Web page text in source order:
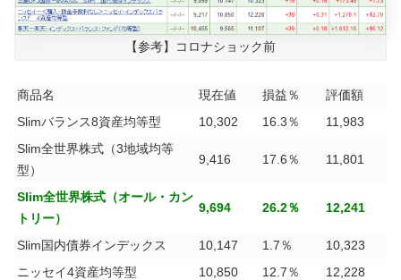
【参考】コロナショック前
商品名 現在値 損益％
評価額
Slimバランス8資産均等型
10,302 16.3％
11,983
Slim全世界株式（3地域均等
型）
9,416 17.6％ 11,801
Slim全世界株式（オール・カン
トリー）
9,694 26.2％ 12,241
Slim国内債券インデックス 10,147 1.7％
10,323
ニッセイ4資産均等型
10,850 12.7％
12,228